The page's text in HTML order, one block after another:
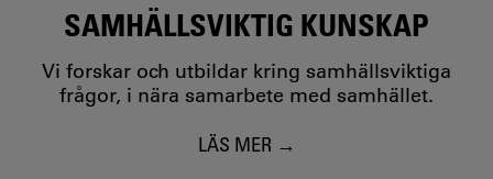
SAMHÄLLSVIKTIG KUNSKAP
Vi forskar och utbildar kring samhällsviktiga
frågor, i nära samarbete med samhället.
LÄS MER